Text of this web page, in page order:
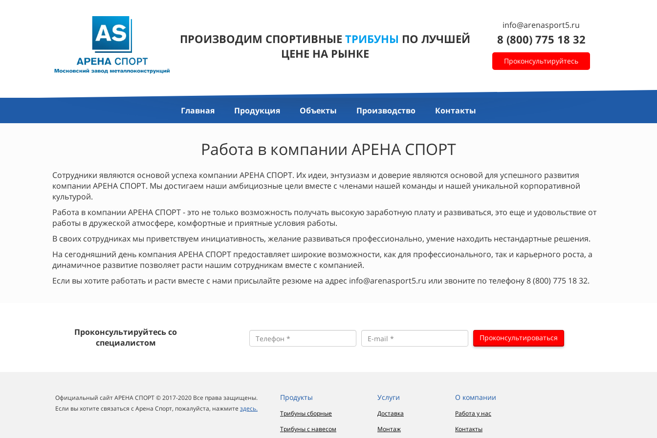
ПРОИЗВОДИМ СПОРТИВНЫЕ ТРИБУНЫ ПО ЛУЧШЕЙ
ЦЕНЕ НА РЫНКЕ
info@arenasport5.ru
8 (800) 775 18 32
Проконсультируйтесь
Главная Продукция Объекты Производство Контакты
Работа в компании АРЕНА СПОРТ
Сотрудники являются основой успеха компании АРЕНА СПОРТ. Их идеи, энтузиазм и доверие являются основой для успешного развития
компании АРЕНА СПОРТ. Мы достигаем наши амбициозные цели вместе с членами нашей команды и нашей уникальной корпоративной
культурой.
Работа в компании АРЕНА СПОРТ - это не только возможность получать высокую заработную плату и развиваться, это еще и удовольствие от
работы в дружеской атмосфере, комфортные и приятные условия работы.
В своих сотрудниках мы приветствуем инициативность, желание развиваться профессионально, умение находить нестандартные решения.
На сегодняшний день компания АРЕНА СПОРТ предоставляет широкие возможности, как для профессионального, так и карьерного роста, а
динамичное развитие позволяет расти нашим сотрудникам вместе с компанией.
Если вы хотите работать и расти вместе с нами присылайте резюме на адрес info@arenasport5.ru или звоните по телефону 8 (800) 775 18 32.
Проконсультируйтесь со
специалистом
Проконсультироваться
Официальный сайт АРЕНА СПОРТ© 2017-2020 Все права защищены.
Если вы хотите связаться с Арена Спорт, пожалуйста, нажмите здесь.
Продукты
Трибуны сборные
Трибуны с навесом
Услуги
Доставка
Монтаж
О компании
Работа у нас
Контакты